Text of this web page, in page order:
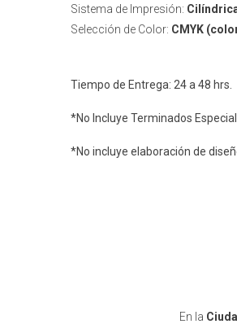
Sistema de Impresión:
Selección de Color: CMYK
Tiempo de Entrega: 24 a 48 hrs.
*No Incluye Terminados
*No incluye elaboración de
En la